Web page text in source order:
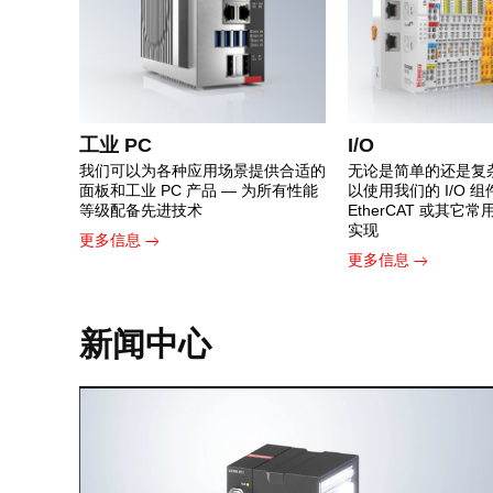
工业 PC
我们可以为各种应用场景提供合适的
面板和工业 PC 产品 — 为所有性能
等级配备先进技术
更多信息
I/O
无论是简单的还是复
以使用我们的 I/O 组
EtherCAT 或其它常
实现
更多信息
新闻中心